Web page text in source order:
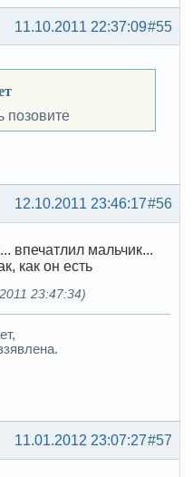
#55
11.10.2011 22:37:09
позовите
#56
12.10.2011 23:46:17
впечатлил мальчик...
как он есть
23:47:34)
#57
11.01.2012 23:07:27